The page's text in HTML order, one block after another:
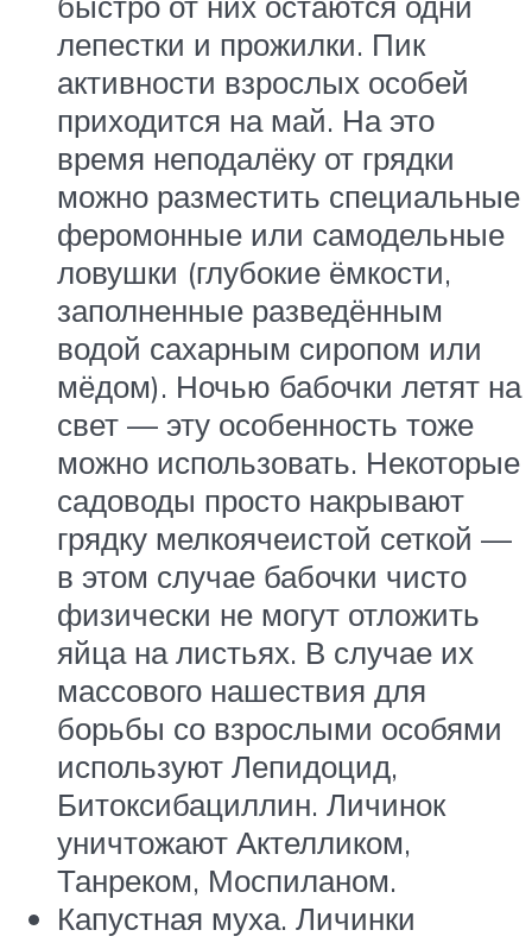
лепестки и прожилки. Пик
активности взрослых особей
приходится на май. На это
время неподалёку от грядки
можно разместить специальные
феромонные или самодельные
ловушки (глубокие ёмкости,
заполненные разведённым
водой сахарным сиропом или
мёдом). Ночью бабочки летят на
свет — эту особенность тоже
можно использовать. Некоторые
садоводы просто накрывают
грядку мелкоячеистой сеткой —
в этом случае бабочки чисто
физически не могут отложить
яйца на листьях. В случае их
массового нашествия для
борьбы со взрослыми особями
используют Лепидоцид,
Битоксибациллин. Личинок
уничтожают Актелликом,
Танреком, Моспиланом.
Капустная муха. Личинки